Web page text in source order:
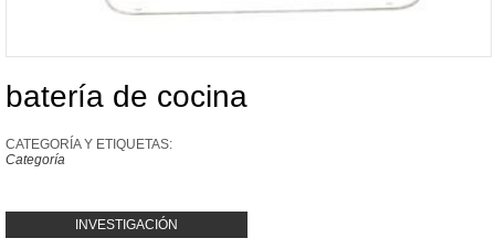
batería de cocina
CATEGORÍA Y ETIQUETAS:
Categoría
INVESTIGACIÓN